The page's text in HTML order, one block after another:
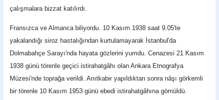
çalışmalara bizzat katılırdı.
Fransızca ve Almanca biliyordu. 10 Kasım 1938 saat 9.05'te
yakalandığı siroz hastalığından kurtulamayarak İstanbul'da
Dolmabahçe Sarayı'nda hayata gözlerini yumdu. Cenazesi 21 Kasım
1938 günü törenle geçici istirahatgâhı olan Ankara Etnografya
Müzesi'nde toprağa verildi. Anıtkabir yapıldıktan sonra nâşı görkemli
bir törenle 10 Kasım 1953 günü ebedi istirahatgâhına gömüldü.